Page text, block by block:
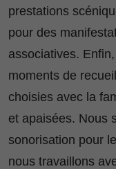
prestations
pour des
associatives.
moments de
choisies avec la
et apaisées. Nous
sonorisation pour
nous travaillons